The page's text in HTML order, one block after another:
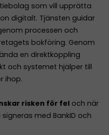
som vill upprätta
digitalt. Tjänsten guidar
processen och
bokföring. Genom
en direktkoppling
och systemet hjälper till
ihop.
risken för fel och när
med BankID och